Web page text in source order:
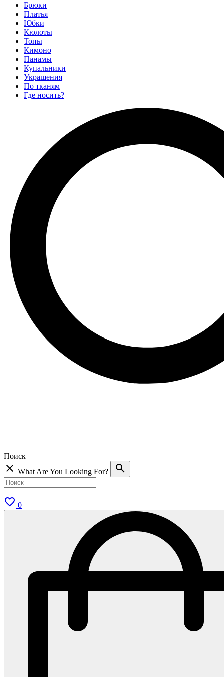
Брюки
Платья
Юбки
Кюлоты
Топы
Кимоно
Панамы
Купальники
Украшения
По тканям
Где носить?
Поиск
close What Are You Looking For? search
favorite_border 0